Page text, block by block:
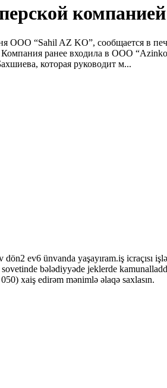
ООО “Sahil AZ KO”, сообщается в
ранее входила в ООО
которая руководит м...
ev6 ünvanda yaşayıram.iş icraçısı
bələdiyyəde jeklerde
xaiş edirəm mənimlə əlaqə saxlasın.